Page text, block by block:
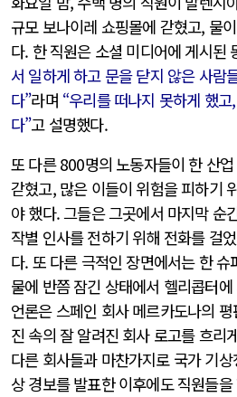
규모 보나이레 쇼핑몰에 갇혔고, 물
다. 한 직원은 소셜 미디어에 게시된
서 일하게 하고 문을 닫지 않은 사람
다”라며 “우리를 떠나지 못하게 했
다”고 설명했다.
또 다른 800명의 노동자들이 한 산
갇혔고, 많은 이들이 위험을 피하기
야 했다. 그들은 그곳에서 마지막 순
작별 인사를 전하기 위해 전화를 걸
다. 또 다른 극적인 장면에서는 한
물에 반쯤 잠긴 상태에서 헬리콥터
언론은 스페인 회사 메르카도나의
진 속의 잘 알려진 회사 로고를 흐리
다른 회사들과 마찬가지로 국가 기
상 경보를 발표한 이후에도 직원들